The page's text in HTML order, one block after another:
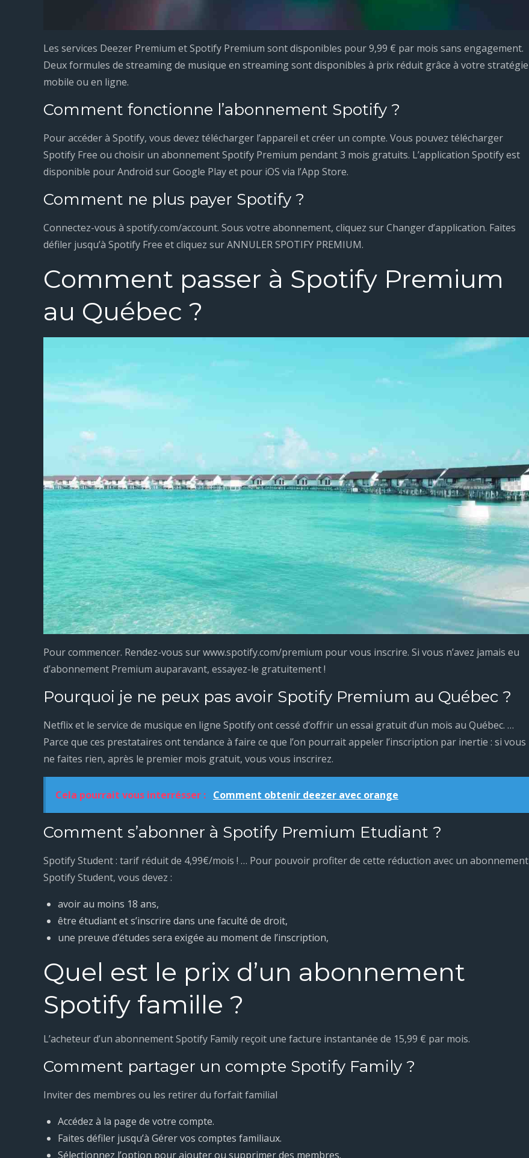
Les services Deezer Premium et Spotify Premium sont disponibles pour 9,99 € par mois sans engagement.
Deux formules de streaming de musique en streaming sont disponibles à prix réduit grâce à votre stratégie
mobile ou en ligne.
Comment fonctionne l’abonnement Spotify ?
Pour accéder à Spotify, vous devez télécharger l’appareil et créer un compte. Vous pouvez télécharger
Spotify Free ou choisir un abonnement Spotify Premium pendant 3 mois gratuits. L’application Spotify est
disponible pour Android sur Google Play et pour iOS via l’App Store.
Comment ne plus payer Spotify ?
Connectez-vous à spotify.com/account. Sous votre abonnement, cliquez sur Changer d’application. Faites
défiler jusqu’à Spotify Free et cliquez sur ANNULER SPOTIFY PREMIUM.
Comment passer à Spotify Premium
au Québec ?
Pour commencer. Rendez-vous sur www.spotify.com/premium pour vous inscrire. Si vous n’avez jamais eu
d’abonnement Premium auparavant, essayez-le gratuitement !
Pourquoi je ne peux pas avoir Spotify Premium au Québec ?
Netflix et le service de musique en ligne Spotify ont cessé d’offrir un essai gratuit d’un mois au Québec. …
Parce que ces prestataires ont tendance à faire ce que l’on pourrait appeler l’inscription par inertie : si vous
ne faites rien, après le premier mois gratuit, vous vous inscrirez.
Cela pourrait vous interrésser : Comment obtenir deezer avec orange
Comment s’abonner à Spotify Premium Etudiant ?
Spotify Student : tarif réduit de 4,99€/mois ! … Pour pouvoir profiter de cette réduction avec un abonnement
Spotify Student, vous devez :
avoir au moins 18 ans,
être étudiant et s’inscrire dans une faculté de droit,
une preuve d’études sera exigée au moment de l’inscription,
Quel est le prix d’un abonnement
Spotify famille ?
L’acheteur d’un abonnement Spotify Family reçoit une facture instantanée de 15,99 € par mois.
Comment partager un compte Spotify Family ?
Inviter des membres ou les retirer du forfait familial
Accédez à la page de votre compte.
Faites défiler jusqu’à Gérer vos comptes familiaux.
Sélectionnez l’option pour ajouter ou supprimer des membres.